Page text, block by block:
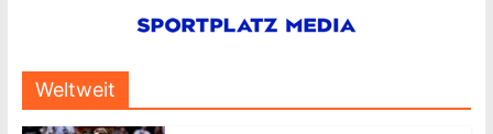
Weltweit